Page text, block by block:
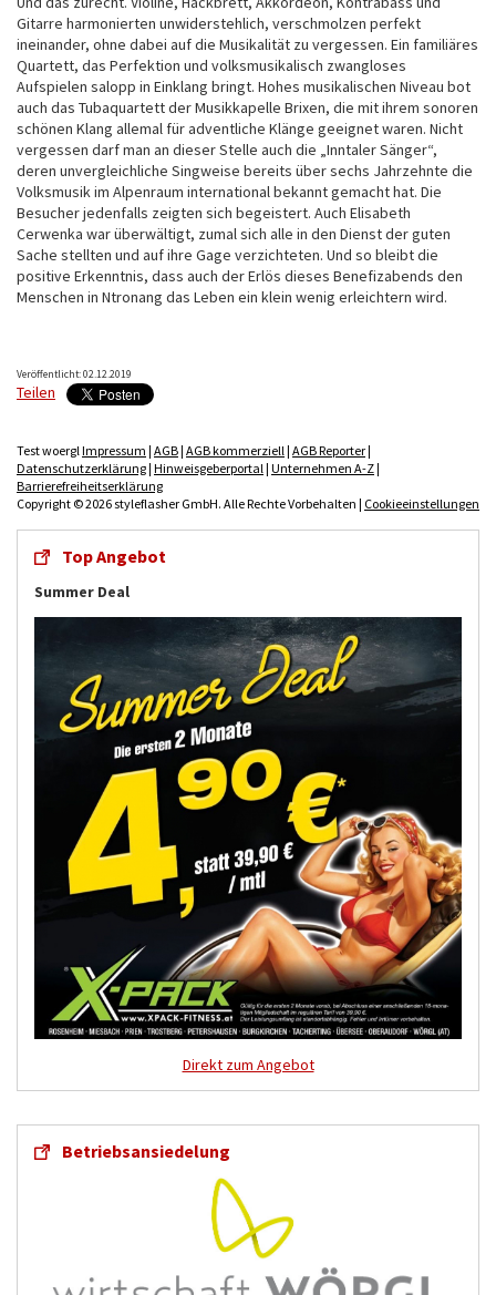
Gitarre harmonierten unwiderstehlich, verschmolzen perfekt
ineinander, ohne dabei auf die Musikalität zu vergessen. Ein familiäres
Quartett, das Perfektion und volksmusikalisch zwangloses
Aufspielen salopp in Einklang bringt. Hohes musikalischen Niveau bot
auch das Tubaquartett der Musikkapelle Brixen, die mit ihrem sonoren
schönen Klang allemal für adventliche Klänge geeignet waren. Nicht
vergessen darf man an dieser Stelle auch die „Inntaler Sänger“,
deren unvergleichliche Singweise bereits über sechs Jahrzehnte die
Volksmusik im Alpenraum international bekannt gemacht hat. Die
Besucher jedenfalls zeigten sich begeistert. Auch Elisabeth
Cerwenka war überwältigt, zumal sich alle in den Dienst der guten
Sache stellten und auf ihre Gage verzichteten. Und so bleibt die
positive Erkenntnis, dass auch der Erlös dieses Benefizabends den
Menschen in Ntronang das Leben ein klein wenig erleichtern wird.
Veröffentlicht: 02.12.2019
Teilen
Test woerglImpressum | AGB| AGB kommerziell| AGB Reporter|
Datenschutzerklärung| Hinweisgeberportal| Unternehmen A-Z|
Barrierefreiheitserklärung
Copyright © 2026 styleflasher GmbH. Alle Rechte Vorbehalten | Cookieeinstellungen
Top Angebot
Summer Deal
Direkt zum Angebot
Betriebsansiedelung